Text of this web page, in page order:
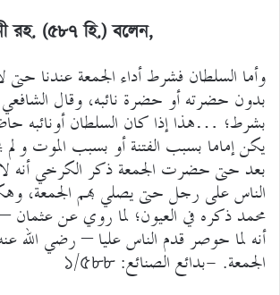
রহ. (৫৮৭ হি.)বলেন,
وأما السلطان فشرط أداء الجمعة عندنا حتى
بدون حضرته أو حضرة نائبه، وقال
بشرط؛ …هذا إذا كان السلطان أونائبه
يكن إماما بسبب الفتنة أو بسبب الموت
بعد حتى حضرت الجمعة ذكر الكرخي أنه
الناس على رجل حتى يصلي بهم الجمعة،
محمد ذكره في العيون؛ لما روي عن عثمان
أنه لما حوصر قدم الناس عليا – رضي الله
الجمعة. -بدائع الصنائع: ১/৫৮৮